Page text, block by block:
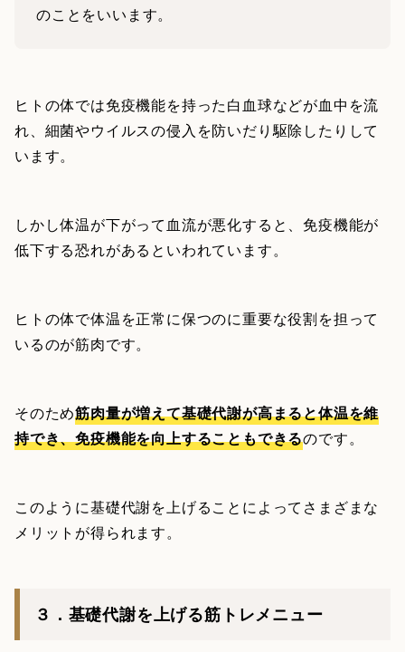
のことをいいます。
ヒトの体では免疫機能を持った白血球などが血中を流
れ、細菌やウイルスの侵入を防いだり駆除したりして
います。
しかし体温が下がって血流が悪化すると、免疫機能が
低下する恐れがあるといわれています。
ヒトの体で体温を正常に保つのに重要な役割を担って
いるのが筋肉です。
そのため筋肉量が増えて基礎代謝が高まると体温を維
持でき、免疫機能を向上することもできるのです。
このように基礎代謝を上げることによってさまざまな
メリットが得られます。
３．基礎代謝を上げる筋トレメニュー